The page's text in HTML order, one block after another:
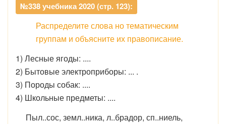
№338 учебника 2020 (стр. 123):
Распределите слова но тематическим
группам и объясните их правописание.
1) Лесные ягоды: ....
2) Бытовые электроприборы: ... .
3) Породы собак: ....
4) Школьные предметы: ....
Пыл..сос, земл..ника, л..брадор, сп..ниель,